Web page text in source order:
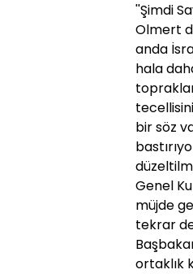
''Şimdi
Olmert
anda
hala
bir söz
Genel
müjde
tekrar
ortaklık